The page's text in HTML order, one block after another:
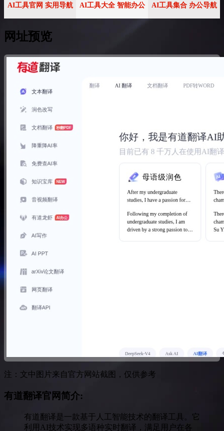
AI工具官网 实用导航 AI工具大全 智能办公 AI工具集合 办公导航
网址预览
注：文中图片来自官方网站截图，仅供参考
有道翻译官网简介:
有道翻译是一款基于人工智能技术的翻译工具。它
利用AI技术实现多语种实时翻译，满足用户在各